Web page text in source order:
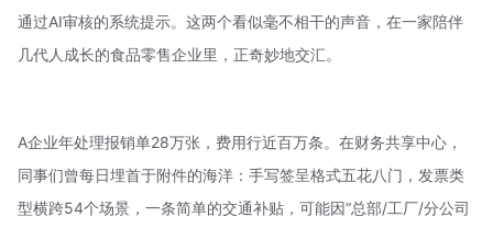
通过AI审核的系统提示。这两个看似毫不相干的声音，在一家陪伴
几代人成长的食品零售企业里，正奇妙地交汇。
A企业年处理报销单28万张，费用行近百万条。在财务共享中心，
同事们曾每日埋首于附件的海洋：手写签呈格式五花八门，发票类
型横跨54个场景，一条简单的交通补贴，可能因“总部/工厂/分公司